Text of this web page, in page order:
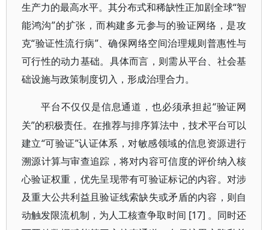
生产力的最高水平。其分布式和稀缺性正加剧全球“智
能鸿沟”的扩张，而构建多元参与的验证网络，是攻
克“验证性流行病”、确保网络空间治理规则普惠性与
可行性的动力基础。具体而言，则需从平台、社会基
础设施与政策制度切入，形成治理合力。
平台不仅仅是信息通道，也必须承担起“验证网
关”的积极责任。在推荐与排序算法中，技术平台可以
建立“可验证”认证体系，对敏感领域的信息资源进行
溯源计算与审查追踪，将对内容可信度的评价纳入核
心验证权重，优先呈现带有可验证标记的内容。对涉
及重大公共利益且验证线索缺失或矛盾的内容，则自
动触发限流机制，为人工核查争取时间 [17] 。同时还